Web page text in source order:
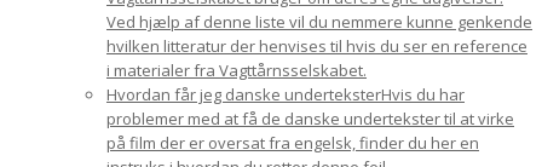
Ved hjælp af denne liste vil du nemmere kunne genkende
hvilken litteratur der henvises til hvis du ser en reference
i materialer fra Vagttårnsselskabet.
Hvordan får jeg danske underteksterHvis du har
problemer med at få de danske undertekster til at virke
på film der er oversat fra engelsk, finder du her en